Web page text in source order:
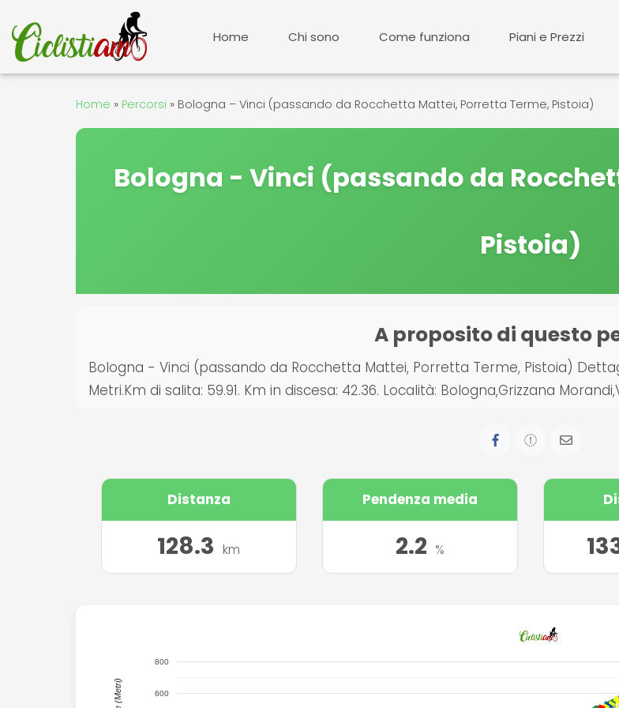
contenuto
Home Chi sono Come funziona Piani e Prezzi
Home » Percorsi » Bologna – Vinci (passando da Rocchetta Mattei, Porretta Terme, Pistoia)
Bologna - Vinci (passando da
Pistoia)
A proposito di questo
Bologna - Vinci (passando da Rocchetta Mattei, Porretta Terme, Pistoia)
Metri.Km di salita: 59.91. Km in discesa: 42.36. Località: Bologna,Grizzana
Distanza
128.3 km
Pendenza media
2.2 %
600
800